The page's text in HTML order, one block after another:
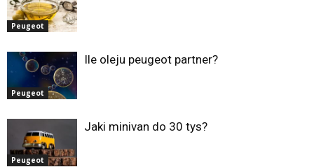
Peugeot
Peugeot
Ile oleju peugeot partner?
Peugeot
Jaki minivan do 30 tys?